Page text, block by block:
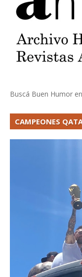
Buscá Buen Humor
CAMPEONES